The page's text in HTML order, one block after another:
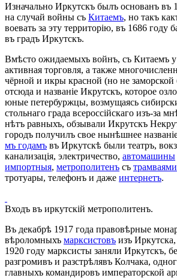
Изначально Иркутскъ былъ основанъ въ
на случай войны съ Китаемъ, но такъ
воевать за эту территорію, въ 1686 году
въ градъ Иркутскъ.
Вмѣсто ожидаемыхъ войнъ, съ Китаемъ
активная торговля, а также
чёрной и икры красной (но не
отсюда и названіе Икрутскъ, которое
юные петербуржцы, возмущаясь
стольнаго града всероссійскаго изъ-за
нѣтъ равныхъ, обзывали Икрутскъ
городъ получилъ свое нынѣшнее
мъ годамъ въ Иркутскѣ были театръ,
канализація, электричество, автомашины
импортныя, метрополитенъ съ трамваями
тротуары, телефонъ и даже интернетъ.
Входъ въ иркутскiй метрополитенъ.
Въ декабрѣ 1917 года правовѣрные
вѣроломныхъ марксистовъ изъ
1920 году марксисты заняли Иркутскъ,
разгромивъ и разстрѣлявъ Колчака,
главныхъ командировъ императорской